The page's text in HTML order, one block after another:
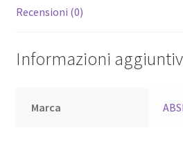
Recensioni (0)
Informazioni
Marca